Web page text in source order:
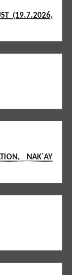
(19.7.2026,
NAK´AY